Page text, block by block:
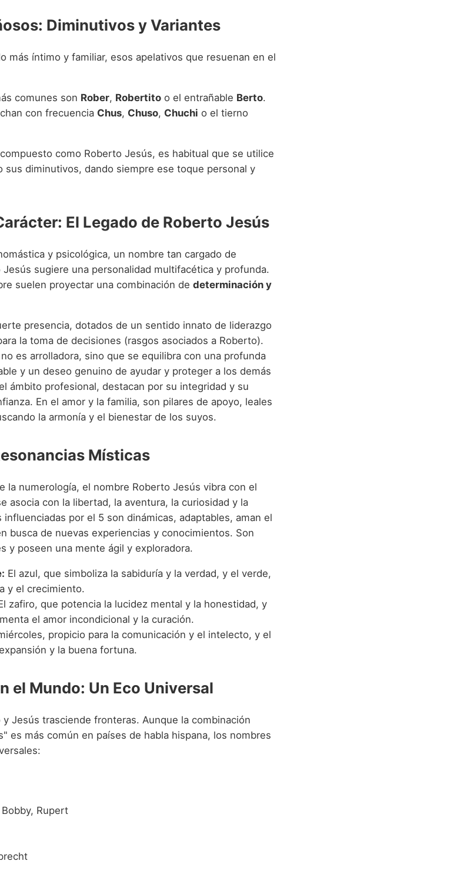
Diminutivos y Variantes
más íntimo y familiar, esos apelativos que resuenan en el
comunes son Rober, Robertito o el entrañable Berto.
con frecuencia Chus, Chuso, Chuchi o el tierno
como Roberto Jesús, es habitual que se utilice
sus diminutivos, dando siempre ese toque personal y
El Legado de Roberto Jesús
y psicológica, un nombre tan cargado de
sugiere una personalidad multifacética y profunda.
suelen proyectar una combinación de determinación y
presencia, dotados de un sentido innato de liderazgo
la toma de decisiones (rasgos asociados a Roberto).
es arrolladora, sino que se equilibra con una profunda
y un deseo genuino de ayudar y proteger a los demás
ámbito profesional, destacan por su integridad y su
En el amor y la familia, son pilares de apoyo, leales
la armonía y el bienestar de los suyos.
Místicas
la numerología, el nombre Roberto Jesús vibra con el
asocia con la libertad, la aventura, la curiosidad y la
por el 5 son dinámicas, adaptables, aman el
busca de nuevas experiencias y conocimientos. Son
y poseen una mente ágil y exploradora.
El azul, que simboliza la sabiduría y la verdad, y el verde,
y el crecimiento.
zafiro, que potencia la lucidez mental y la honestidad, y
el amor incondicional y la curación.
propicio para la comunicación y el intelecto, y el
y la buena fortuna.
el Mundo: Un Eco Universal
y Jesús trasciende fronteras. Aunque la combinación
es más común en países de habla hispana, los nombres
Rupert